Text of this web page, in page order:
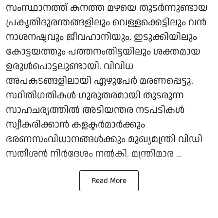
സംസ്ഥാനത്ത് കനത്ത മഴയെ തുടര്‍ന്നുണ്ടായ
പ്രകൃതിദുരന്തങ്ങളിലും വെള്ളക്കെട്ടിലും വന്‍
നാശനഷ്ടവും ജീവഹാനിയും. ഇടുക്കിയിലും
കോട്ടയത്തും പത്തനംതിട്ടയിലും ശക്തമായ
ഉരുള്‍പൊട്ടലുണ്ടായി. വിവിധ
അപകടങ്ങളിലായി ഏഴുപേര്‍ മരണപ്പെട്ടു.
സ്ഥിതിഗതികള്‍ ഗുരുതരമായി തുടരുന്ന
സാഹചര്യത്തില്‍ അടിയന്തര നടപടികള്‍
സ്വീകരിക്കാന്‍ കളക്ടര്‍മാര്‍ക്കും
ഭരണസംവിധാനങ്ങള്‍ക്കും മുഖ്യമന്ത്രി വിഡി
സതീശന്‍ നിര്‍ദേശം നല്‍കി. മന്ത്രിമാര ...
Read More